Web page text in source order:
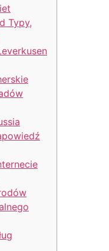
Typy,